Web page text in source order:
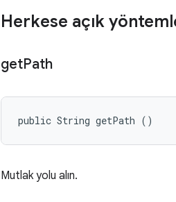
Herkese açık
getPath
public String getPath ()
Mutlak yolu alın.